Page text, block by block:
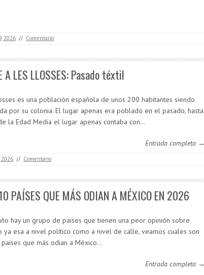
2026 // Comentario
A LES LLOSSES: Pasado téxtil
es una población española de unos 200 habitantes siendo
por su colonia. El lugar apenas era poblado en el pasado, hasta
la Edad Media el lugar apenas contaba con…
Entrada completa →
2026 // Comentario
PAÍSES QUE MÁS ODIAN A MÉXICO EN 2026
hay un grupo de países que tienen una peor opinión sobre
ya esa a nivel político como a nivel de calle, veamos cuales son
que más odian a México…
Entrada completa →